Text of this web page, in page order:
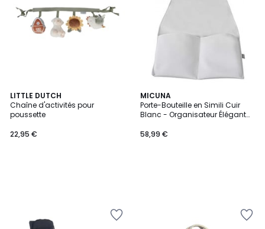
LITTLE DUTCH
Chaîne d'activités pour
poussette
22,95 €
MICUNA
Porte-Bouteille en Simili Cuir
Blanc - Organisateur Élégant
58,99 €